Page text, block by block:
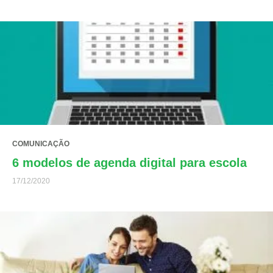
COMUNICAÇÃO
6 modelos de agenda digital para escola
17/12/2020